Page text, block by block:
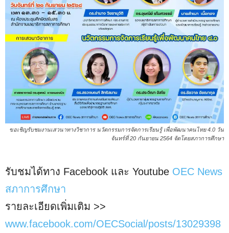
ขอเชิญรับชมงานเสวนาทางวิชาการ นวัตกรรมการจัดการเรียนรู้ เพื่อพัฒนาคนไทย 4.0 วัน
จันทร์ที่ 20 กันยายน 2564 จัดโดยสภาการศึกษา
รับชมได้ทาง Facebook และ Youtube OEC News
สภาการศึกษา
รายละเอียดเพิ่มเติม >>
www.facebook.com/OECSocial/posts/13029398